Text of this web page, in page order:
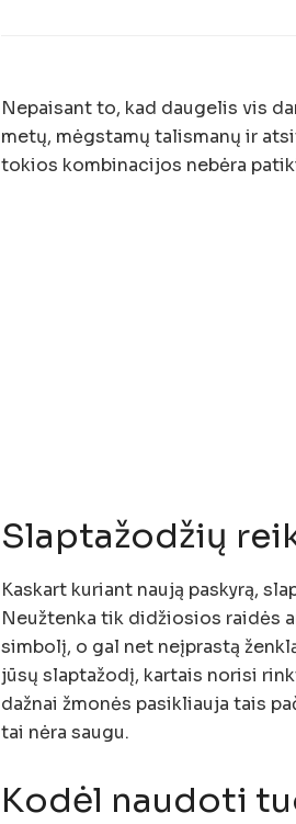
Nepaisant to, kad daugelis vis
metų, mėgstamų talismanų ir
tokios kombinacijos nebėra
Slaptažodžių
Kaskart kuriant naują paskyrą,
Neužtenka tik didžiosios raidės
simbolį, o gal net neįprastą
jūsų slaptažodį, kartais norisi
dažnai žmonės pasikliauja tais
tai nėra saugu.
Kodėl naudoti